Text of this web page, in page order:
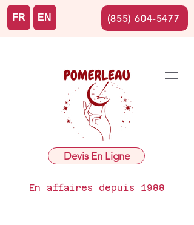
Devis En Ligne
En affaires depuis 1988
FR EN (855) 604-5477